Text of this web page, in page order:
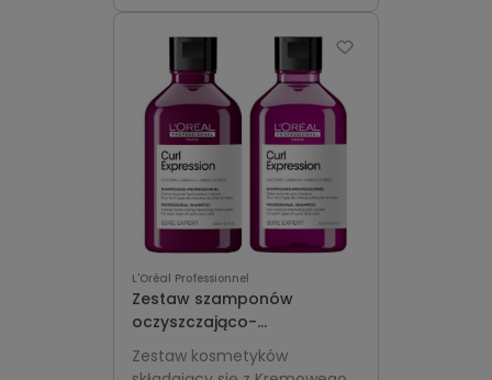
L'Oréal Professionnel
Zestaw szamponów
oczyszczająco-
nawilżających do włosów
kręconych i suchych L'Oréal
Zestaw kosmetyków